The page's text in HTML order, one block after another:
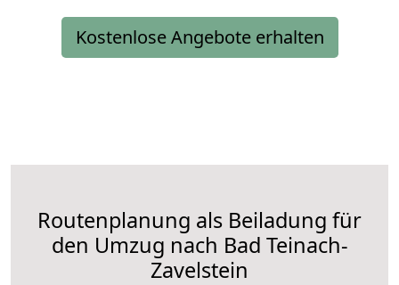
Kostenlose Angebote erhalten
Routenplanung als Beiladung für
den Umzug nach Bad Teinach-
Zavelstein